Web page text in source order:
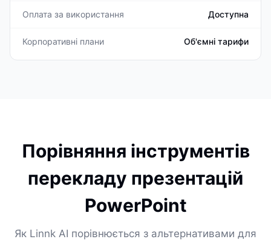
Оплата за використання Доступна
Корпоративні плани Об'ємні тарифи
Порівняння інструментів
перекладу презентацій
PowerPoint
Як Linnk AI порівнюється з альтернативами для